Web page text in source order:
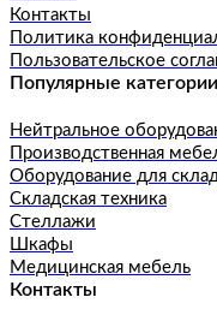
Контакты
Политика
Пользовательское
Популярные категории
Нейтральное
Производственная
Оборудование для
Складская техника
Стеллажи
Шкафы
Медицинская мебель
Контакты